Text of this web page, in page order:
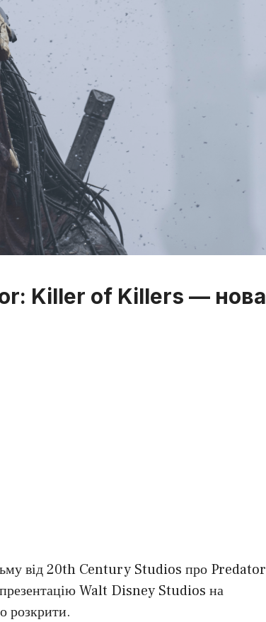
Killer of Killers — нова
від 20th Century Studios про Predator
Walt Disney Studios на
розкрити.